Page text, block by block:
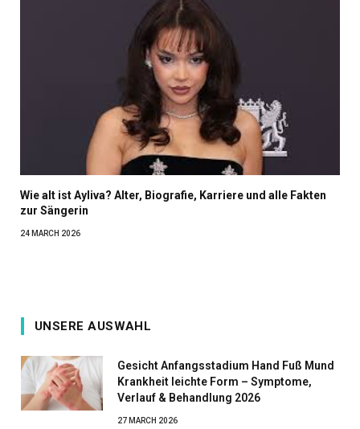
Wie alt ist Ayliva? Alter, Biografie, Karriere und alle Fakten
zur Sängerin
24 MARCH 2026
UNSERE AUSWAHL
Gesicht Anfangsstadium Hand Fuß Mund
Krankheit leichte Form – Symptome,
Verlauf & Behandlung 2026
27 MARCH 2026